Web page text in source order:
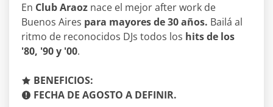
En Club Araoz nace el mejor after work de
Buenos Aires para mayores de 30 años. Bailá al
ritmo de reconocidos DJs todos los hits de los
'80, '90 y '00.
BENEFICIOS:
FECHA DE AGOSTO A DEFINIR.